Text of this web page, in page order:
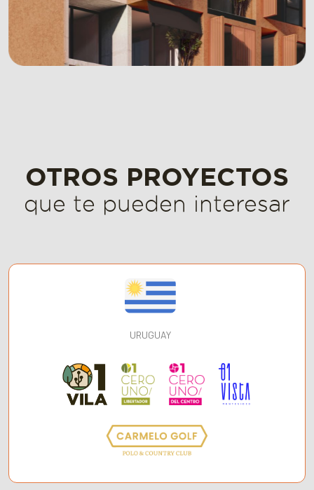
OTROS PROYECTOS
que te pueden interesar
URUGUAY